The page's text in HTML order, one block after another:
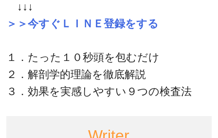
↓↓↓
＞＞今すぐＬＩＮＥ登録をする
１．たった１０秒頭を包むだけ
２．解剖学的理論を徹底解説
３．効果を実感しやすい９つの検査法